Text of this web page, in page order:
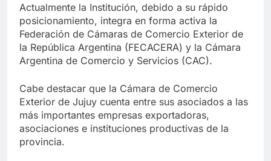
Actualmente la Institución, debido a su rápido
posicionamiento, integra en forma activa la
Federación de Cámaras de Comercio Exterior de
la República Argentina (FECACERA) y la Cámara
Argentina de Comercio y Servicios (CAC).
Cabe destacar que la Cámara de Comercio
Exterior de Jujuy cuenta entre sus asociados a las
más importantes empresas exportadoras,
asociaciones e instituciones productivas de la
provincia.